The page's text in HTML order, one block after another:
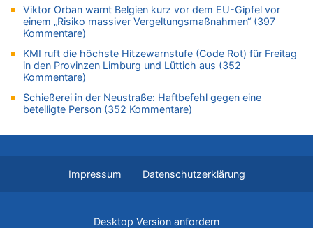
06.08.2026 - 10:39 von Mungo zu
Wasserstand des Rheins in NRW so niedrig wie noch nie
06.08.2026 - 10:34 von Ostbelgien Direkt zu
Tessa Wullaert knackt die 100-Tore-Marke für die Red Flames
06.08.2026 - 10:20 von Dax zu
06.08.2026 - 10:18 von Dax zu
06.08.2026 - 10:16 von Dax zu
Zweite Hitzewelle in diesem Sommer ist jetzt amtlich
Viktor Orban warnt Belgien kurz vor dem EU-Gipfel vor
einem „Risiko massiver Vergeltungsmaßnahmen“ (397
Kommentare)
KMI ruft die höchste Hitzewarnstufe (Code Rot) für Freitag
in den Provinzen Limburg und Lüttich aus (352
Kommentare)
Schießerei in der Neustraße: Haftbefehl gegen eine
beteiligte Person (352 Kommentare)
Impressum Datenschutzerklärung
Desktop Version anfordern